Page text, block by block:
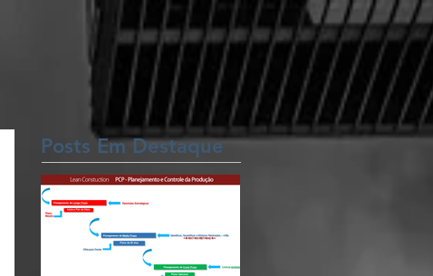
Posts Em Destaque